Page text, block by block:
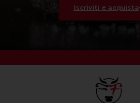
Iscriviti e acquista